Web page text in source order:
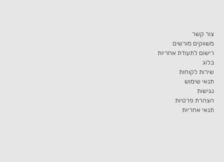
צור קשר
משווקים מורשים
רישום לתעודת אחריות
בלוג
שירות לקוחות
תנאי שימוש
נגישות
הצהרת פרטיות
תנאי אחריות